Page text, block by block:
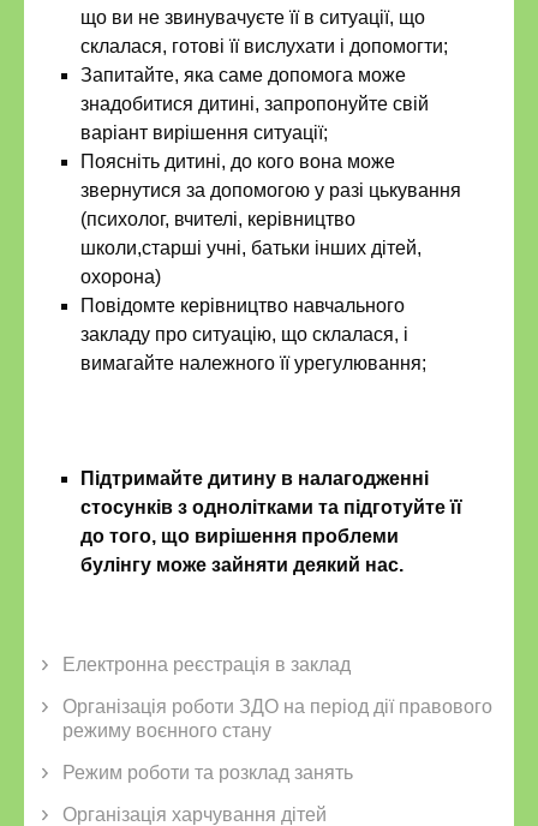
що ви не звинувачуєте її в ситуації, що
склалася, готові її вислухати і допомогти;
Запитайте, яка саме допомога може
знадобитися дитині, запропонуйте свій
варіант вирішення ситуації;
Поясніть дитині, до кого вона може
звернутися за допомогою у разі цькування
(психолог, вчителі, керівництво
школи,старші учні, батьки інших дітей,
охорона)
Повідомте керівництво навчального
закладу про ситуацію, що склалася, і
вимагайте належного її урегулювання;
Підтримайте дитину в налагодженні
стосунків з однолітками та підготуйте її
до того, що вирішення проблеми
булінгу може зайняти деякий нас.
Електронна реєстрація в заклад
Організація роботи ЗДО на період дії правового
режиму воєнного стану
Режим роботи та розклад занять
Організація харчування дітей